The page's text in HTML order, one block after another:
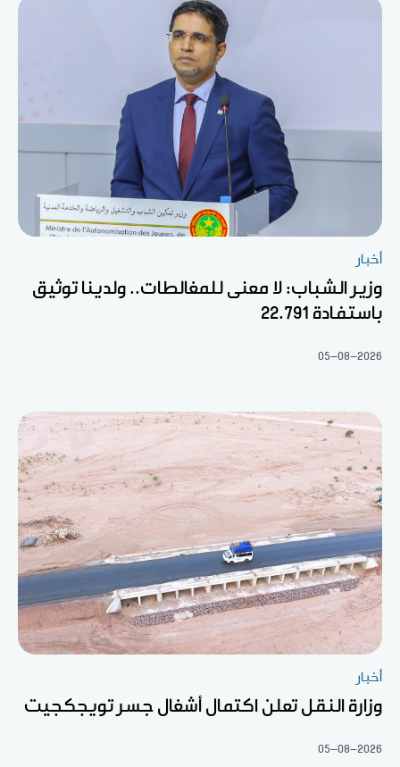
أخبار
وزير الشباب: لا معنى للمغالطات.. ولدينا توثيق
باستفادة 22.791
05-08-2026
أخبار
وزارة النقل تعلن اكتمال أشغال جسر تويجكجيت
05-08-2026